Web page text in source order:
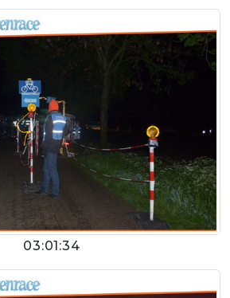
03:01:34